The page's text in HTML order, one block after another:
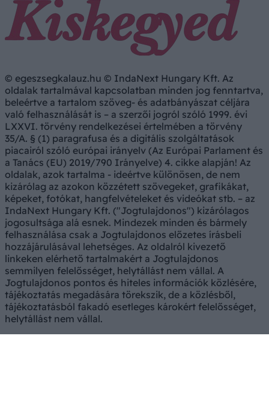
© egeszsegkalauz.hu © IndaNext Hungary Kft. Az
oldalak tartalmával kapcsolatban minden jog fenntartva,
beleértve a tartalom szöveg- és adatbányászat céljára
való felhasználását is – a szerzői jogról szóló 1999. évi
LXXVI. törvény rendelkezései értelmében a törvény
35/A. § (1) paragrafusa és a digitális szolgáltatások
piacairól szóló európai irányelv (Az Európai Parlament és
a Tanács (EU) 2019/790 Irányelve) 4. cikke alapján! Az
oldalak, azok tartalma - ideértve különösen, de nem
kizárólag az azokon közzétett szövegeket, grafikákat,
képeket, fotókat, hangfelvételeket és videókat stb. – az
IndaNext Hungary Kft. ("Jogtulajdonos") kizárólagos
jogosultsága alá esnek. Mindezek minden és bármely
felhasználása csak a Jogtulajdonos előzetes írásbeli
hozzájárulásával lehetséges. Az oldalról kivezető
linkeken elérhető tartalmakért a Jogtulajdonos
semmilyen felelősséget, helytállást nem vállal. A
Jogtulajdonos pontos és hiteles információk közlésére,
tájékoztatás megadására törekszik, de a közlésből,
tájékoztatásból fakadó esetleges károkért felelősséget,
helytállást nem vállal.